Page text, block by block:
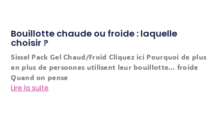
Bouillotte chaude ou froide : laquelle
choisir ?
Sissel Pack Gel Chaud/Froid Cliquez ici Pourquoi de plus
en plus de personnes utilisent leur bouillotte… froide
Quand on pense
Lire la suite